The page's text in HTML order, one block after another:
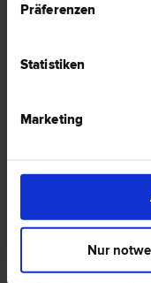
Präferenzen
Statistiken
Marketing
Nur
Marken­recht |
| Schadenersatz- und
3100 St. Pölten
Europaplatz 7
0 Bewertungen
Mag. Michael